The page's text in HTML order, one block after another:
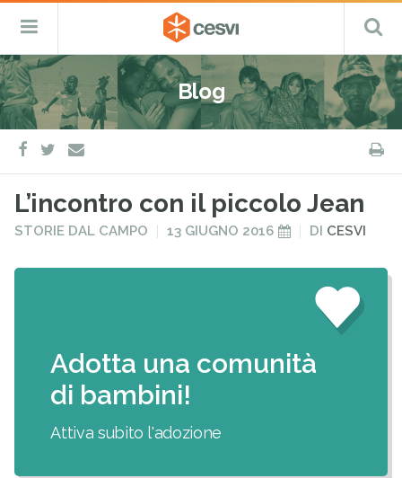
Salta
al
contenuto
CESVI
Fondazione
–
ETS
Cooperazione,
Emergenza
e
Sviluppo
Menu
Blog
facebook
twitter
e-
mail
L’incontro con il piccolo Jean
PUBBLICATO
STORIE DAL CAMPO
PUBBLICATO
IL
13 GIUGNO 2016 DI CESVI
Adotta una comunità
di bambini!
Attiva subito l'adozione